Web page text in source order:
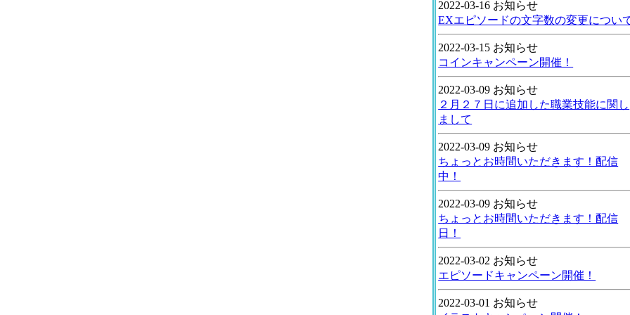
2022-03-16 お知らせ
EXエピソードの文字数の変更につい
2022-03-15 お知らせ
コインキャンペーン開催！
2022-03-09 お知らせ
２月２７日に追加した職業技能に関し
まして
2022-03-09 お知らせ
ちょっとお時間いただきます！配信
中！
2022-03-09 お知らせ
ちょっとお時間いただきます！配信
日！
2022-03-02 お知らせ
エピソードキャンペーン開催！
2022-03-01 お知らせ